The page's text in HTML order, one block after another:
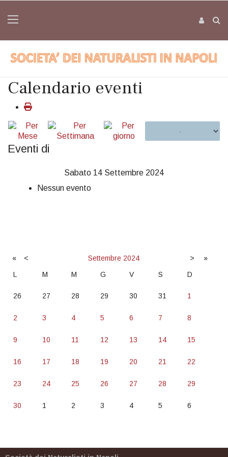
Calendario eventi
Eventi di
Sabato 14 Settembre 2024
Nessun evento
« < Settembre 2024 >
»
L
M M G V S D
26 27 28 29 30 31 1
2 3 4 5 6 7 8
9 10 11 12 13 14 15
16 17 18 19 20 21 22
23 24 25 26 27 28 29
30 1 2 3 4 5 6